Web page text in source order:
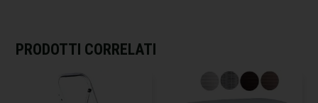
PRODOTTI CORRELATI